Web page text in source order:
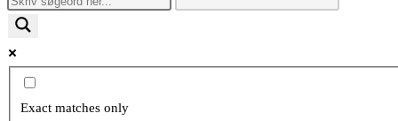
Exact matches only